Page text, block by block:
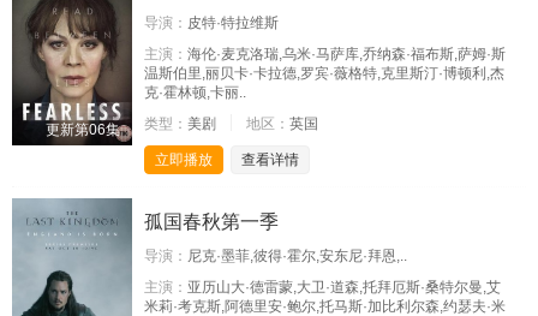
更新第06集
导演： 皮特·特拉维斯
主演： 海伦·麦克洛瑞,乌米·马萨库,乔纳森·福布斯,萨姆·斯
温斯伯里,丽贝卡·卡拉德,罗宾·薇格特,克里斯汀·博顿利,杰
克·霍林顿,卡丽..
类型： 美剧 地区： 英国
立即播放 查看详情
孤国春秋第一季
导演： 尼克·墨菲,彼得·霍尔,安东尼·拜恩,..
主演： 亚历山大·德雷蒙,大卫·道森,托拜厄斯·桑特尔曼,艾
米莉·考克斯,阿德里安·鲍尔,托马斯·加比利尔森,约瑟夫·米